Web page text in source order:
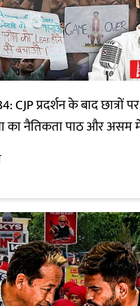
CJP प्रदर्शन के बाद छात्रों
का नैतिकता पाठ और असम